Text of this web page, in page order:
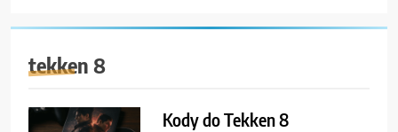
tekken 8
Kody do Tekken 8